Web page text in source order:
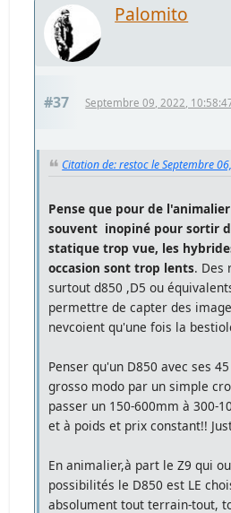
Palomito
#37 Septembre 09, 2022,
Citation de: restoc le Septembre
Pense que pour de
souvent inopiné pour sortir
statique trop vue, les
occasion sont trop lents. Des
surtout d850 ,D5 ou
permettre de capter des
nevcoient qu'une fois la
Penser qu'un D850 avec ses
grosso modo par un simple
passer un 150-600mm à 300-
et à poids et prix constant!!
En animalier,à part le Z9 qui
possibilités le D850 est LE
absolument tout terrain-tout,